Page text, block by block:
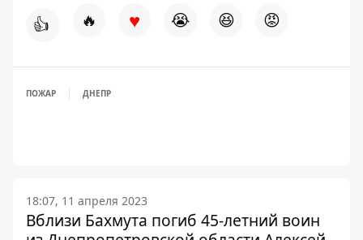
👍 🔥 ♥ 😭 😆 😡
ПОЖАР ДНЕПР
18:07, 11 апреля 2023
Вблизи Бахмута погиб 45-летний воин